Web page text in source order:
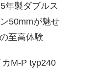
年製ダブルス
50mmが魅せ
至高体験
カM-P typ240